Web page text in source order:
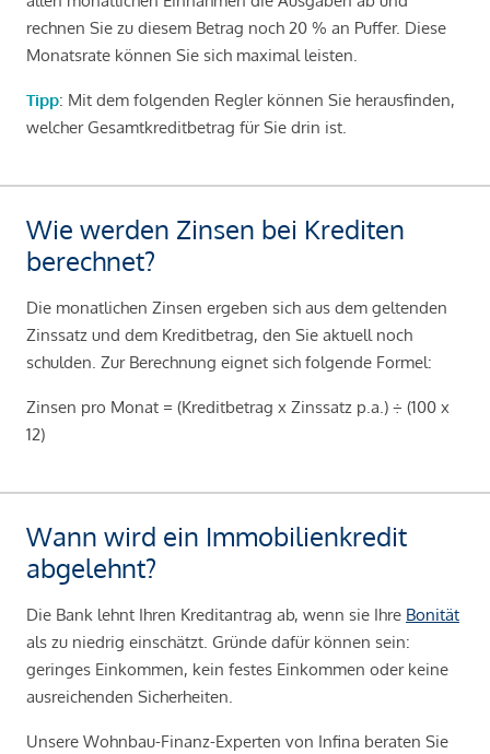
rechnen Sie zu diesem Betrag noch 20 % an Puffer. Diese
Monatsrate können Sie sich maximal leisten.
Tipp: Mit dem folgenden Regler können Sie herausfinden,
welcher Gesamtkreditbetrag für Sie drin ist.
Wie werden Zinsen bei Krediten
berechnet?
Die monatlichen Zinsen ergeben sich aus dem geltenden
Zinssatz und dem Kreditbetrag, den Sie aktuell noch
schulden. Zur Berechnung eignet sich folgende Formel:
Zinsen pro Monat = (Kreditbetrag x Zinssatz p.a.) ÷ (100 x
12)
Wann wird ein Immobilienkredit
abgelehnt?
Die Bank lehnt Ihren Kreditantrag ab, wenn sie Ihre Bonität
als zu niedrig einschätzt. Gründe dafür können sein:
geringes Einkommen, kein festes Einkommen oder keine
ausreichenden Sicherheiten.
Unsere Wohnbau-Finanz-Experten von Infina beraten Sie